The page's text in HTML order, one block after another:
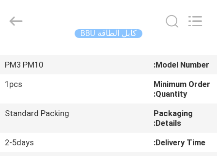
الرئيسية
منتجات
معلومات
عنا
WanyYi Telecom Tech Co.,Limited.
كابل الطاقة BBU
Model Number:
PM3 PM10
Minimum Order
Quantity:
1pcs
Packaging
Details:
Standard Packing
Delivery Time:
2-5days